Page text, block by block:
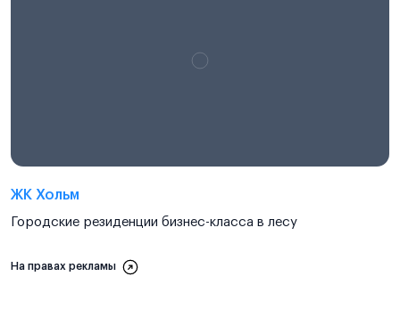
ЖК Хольм
Городские резиденции бизнес-класса в лесу
На правах рекламы